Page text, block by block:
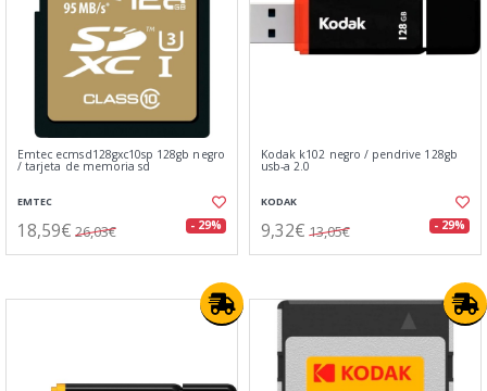
Emtec ecmsd128gxc10sp 128gb negro
/ tarjeta de memoria sd
EMTEC
18,59€ 26,03€ - 29%
Kodak k102 negro / pendrive 128gb
usb-a 2.0
KODAK
9,32€ 13,05€ - 29%